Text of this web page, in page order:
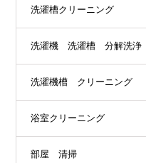
洗濯槽クリーニング
洗濯機 洗濯槽 分解洗浄
洗濯機槽 クリーニング
浴室クリーニング
部屋 清掃